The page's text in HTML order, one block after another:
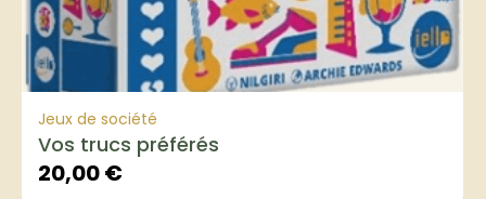
Jeux de société
Vos trucs préférés
20,00€